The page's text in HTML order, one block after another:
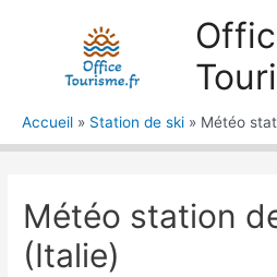
Accueil Station de ski Météo
Météo station
(Italie)